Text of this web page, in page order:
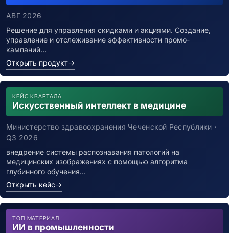
АВГ 2026
Решение для управления скидками и акциями. Создание,
управление и отслеживание эффективности промо-
кампаний…
Открыть продукт→
КЕЙС КВАРТАЛА
Искусственный интеллект в медицине
Министерство здравоохранения Чеченской Республики ·
Q3 2026
внедрение системы распознавания патологий на
медицинских изображениях с помощью алгоритма
глубинного обучения…
Открыть кейс→
ТОП МАТЕРИАЛ
ИИ в промышленности